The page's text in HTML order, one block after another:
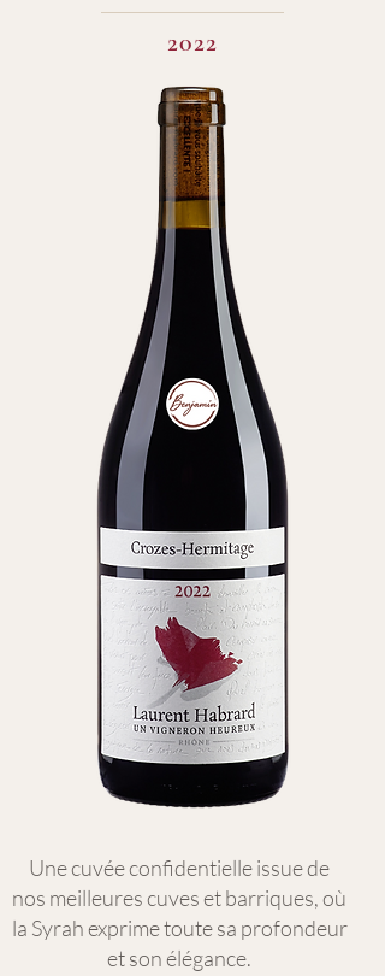
2022
Une cuvée confidentielle issue de
nos meilleures cuves et barriques, où
la Syrah exprime toute sa profondeur
et son élégance.